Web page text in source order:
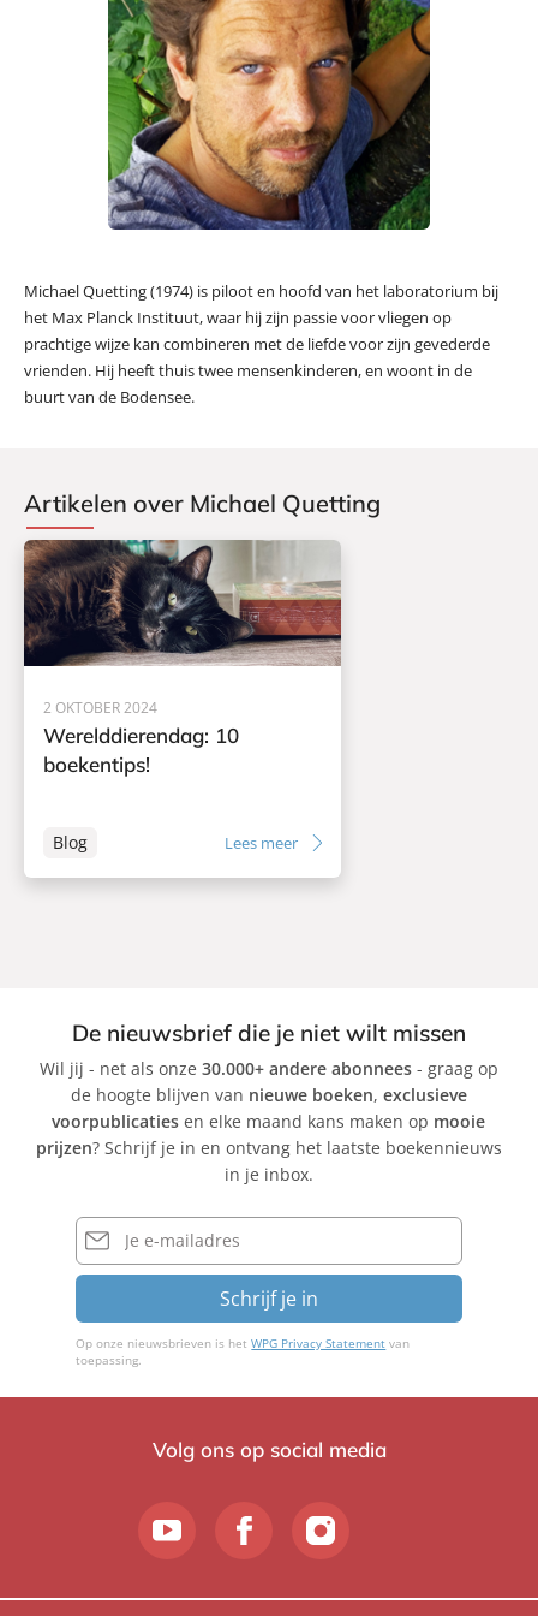
Michael Quetting (1974) is piloot en hoofd van het laboratorium bij
het Max Planck Instituut, waar hij zijn passie voor vliegen op
prachtige wijze kan combineren met de liefde voor zijn gevederde
vrienden. Hij heeft thuis twee mensenkinderen, en woont in de
buurt van de Bodensee.
Artikelen over Michael Quetting
2 OKTOBER 2024
Werelddierendag: 10
boekentips!
Blog Lees meer
De nieuwsbrief die je niet wilt missen
Wil jij - net als onze 30.000+ andere abonnees- graag op
de hoogte blijven van nieuwe boeken, exclusieve
voorpublicaties en elke maand kans maken op mooie
prijzen? Schrijf je in en ontvang het laatste boekennieuws
in je inbox.
E-
mailadres
Schrijf je in
Op onze nieuwsbrieven is hetWPG Privacy Statement van
toepassing.
Volg ons op social media